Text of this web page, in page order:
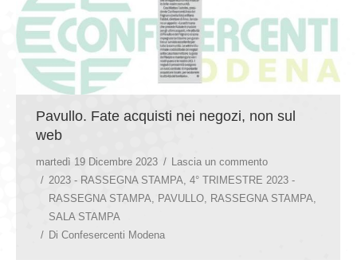
Pavullo. Fate acquisti nei negozi, non sul
web
martedì 19 Dicembre 2023
Lascia un commento
2023 - RASSEGNA STAMPA, 4° TRIMESTRE 2023 -
RASSEGNA STAMPA, PAVULLO, RASSEGNA STAMPA,
SALA STAMPA
Di Confesercenti Modena